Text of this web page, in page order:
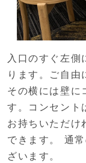
入口のすぐ左側
ります。ご自由
その横には壁に
す。コンセント
お持ちいただけ
できます。 通
ざいます。